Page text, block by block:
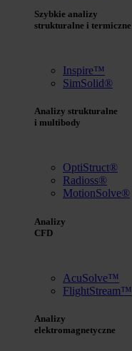
Szybkie analizy
strukturalne i termiczne
Inspire™
SimSolid®
Analizy strukturalne
i multibody
OptiStruct®
Radioss®
MotionSolve®
Analizy
CFD
AcuSolve™
FlightStream™
Analizy
elektromagnetyczne